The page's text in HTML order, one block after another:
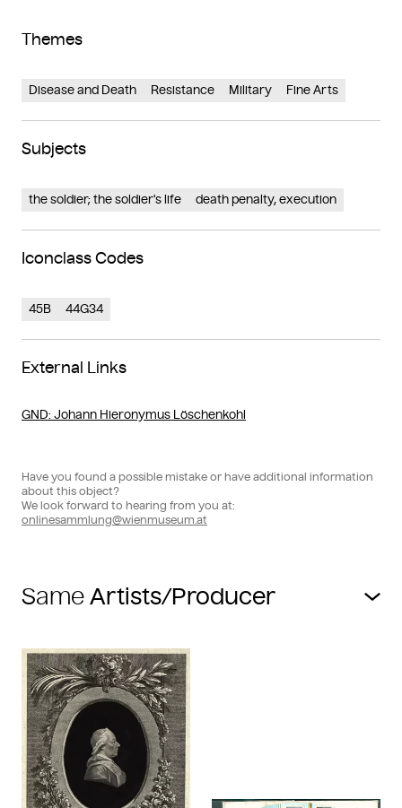
Themes
Disease and Death Resistance Military Fine Arts
Subjects
the soldier; the soldier's life death penalty, execution
Iconclass Codes
45B 44G34
External Links
GND: Johann Hieronymus Löschenkohl
Have you found a possible mistake or have additional information
about this object?
We look forward to hearing from you at:
onlinesammlung@wienmuseum.at
Same